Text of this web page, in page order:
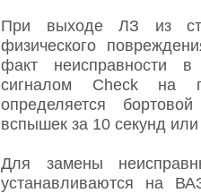
При выходе ЛЗ из
физического
факт неисправности в
сигналом Check на
определяется
вспышек за 10 секунд
Для замены
устанавливаются на